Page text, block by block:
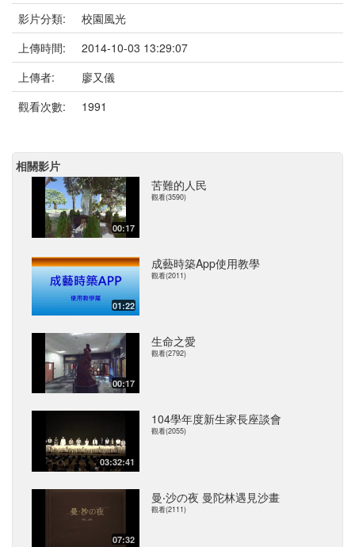
影片分類:
校園風光
上傳時間:
2014-10-03 13:29:07
上傳者:
廖又儀
觀看次數:
1991
相關影片
00:17
苦難的人民
觀看(3590)
01:22
成藝時築App使用教學
觀看(2011)
00:17
生命之愛
觀看(2792)
03:32:41
104學年度新生家長座談會
觀看(2055)
07:32
曼‧沙の夜 曼陀林遇見沙畫
觀看(2111)